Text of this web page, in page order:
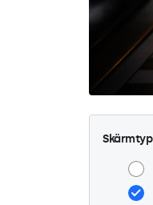
Skärmtyp